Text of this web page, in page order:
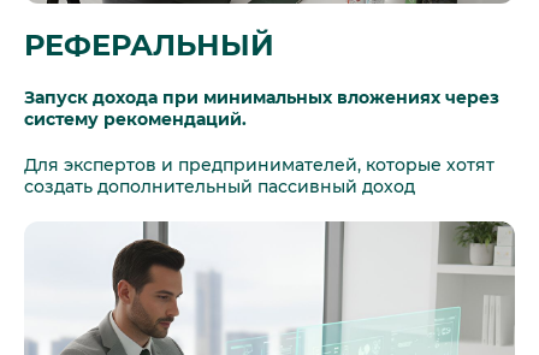
РЕФЕРАЛЬНЫЙ
Запуск дохода при минимальных вложениях через
систему рекомендаций.
Для экспертов и предпринимателей, которые хотят
создать дополнительный пассивный доход